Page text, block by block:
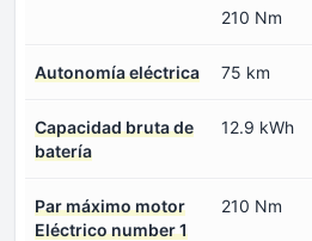
210 Nm
Autonomía eléctrica 75 km
Capacidad bruta de
batería
12.9 kWh
Par máximo motor
Eléctrico number 1
210 Nm